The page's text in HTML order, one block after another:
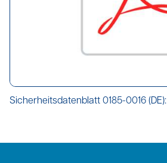
Sicherheitsdatenblatt 0185-0016 (DE):